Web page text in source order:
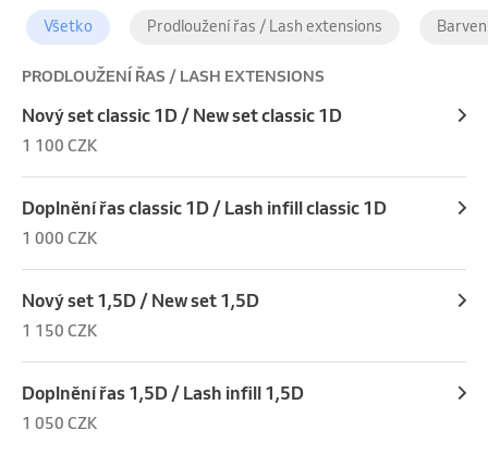
Všetko Prodloužení řas / Lash extensions
PRODLOUŽENÍ ŘAS / LASH EXTENSIONS
Nový set classic 1D / New set classic 1D
1 100 CZK
Doplnění řas classic 1D / Lash infill classic 1D
1 000 CZK
Nový set 1,5D / New set 1,5D
1 150 CZK
Doplnění řas 1,5D / Lash infill 1,5D
1 050 CZK